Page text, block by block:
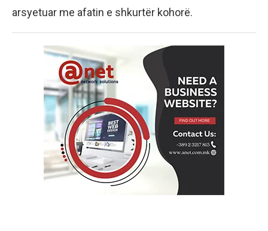
arsyetuar me afatin e shkurtër kohorë.